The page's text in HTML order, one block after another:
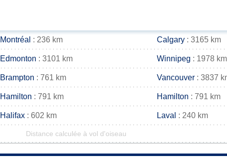
Montréal : 236 km Calgary : 3165 km
Edmonton : 3101 km Winnipeg : 1978 km
Brampton : 761 km Vancouver : 3837
Hamilton : 791 km Hamilton : 791 km
Halifax : 602 km Laval : 240 km
Distance calculée à vol d'oiseau